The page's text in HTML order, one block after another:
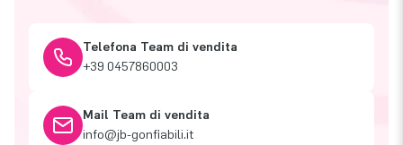
Telefona Team di vendita
+39 0457860003
Mail Team di vendita
info@jb-gonfiabili.it